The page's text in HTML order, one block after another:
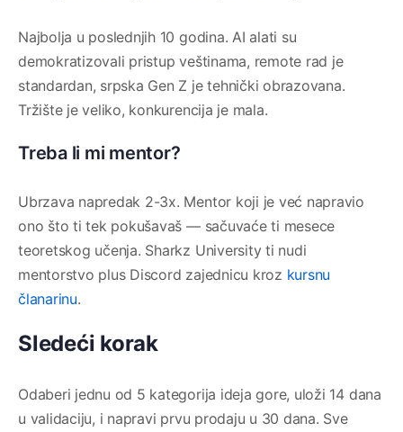
Najbolja u poslednjih 10 godina. AI alati su
demokratizovali pristup veštinama, remote rad je
standardan, srpska Gen Z je tehnički obrazovana.
Tržište je veliko, konkurencija je mala.
Treba li mi mentor?
Ubrzava napredak 2-3x. Mentor koji je već napravio
ono što ti tek pokušavaš — sačuvaće ti mesece
teoretskog učenja. Sharkz University ti nudi
mentorstvo plus Discord zajednicu kroz kursnu
članarinu.
Sledeći korak
Odaberi jednu od 5 kategorija ideja gore, uloži 14 dana
u validaciju, i napravi prvu prodaju u 30 dana. Sve